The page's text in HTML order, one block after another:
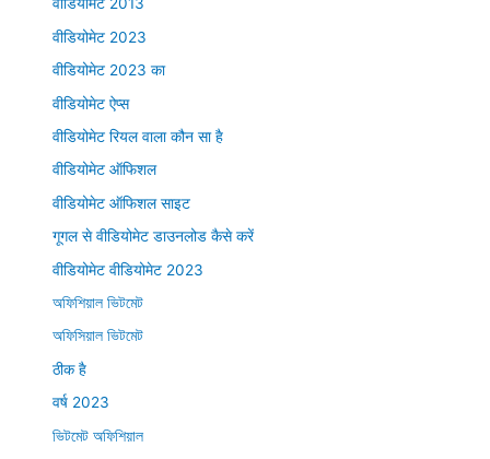
वीडियोमेट 2013
वीडियोमेट 2023
वीडियोमेट 2023 का
वीडियोमेट ऐप्स
वीडियोमेट रियल वाला कौन सा है
वीडियोमेट ऑफिशल
वीडियोमेट ऑफिशल साइट
गूगल से वीडियोमेट डाउनलोड कैसे करें
वीडियोमेट वीडियोमेट 2023
অফিশিয়াল ভিটমেট
অফিসিয়াল ভিটমেট
ठीक है
वर्ष 2023
ভিটমেট অফিশিয়াল